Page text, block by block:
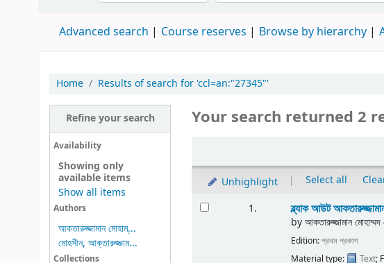
Advanced search Course reserves Browse by hierarchy
Home Results of search for 'ccl=an:"27345"'
Refine your search
Availability
Showing only
available items
Show all items
Authors
আকতারুজ্জামান মোহাম্...
মোহসীন, আক্তারুজ্জাম...
Collections
Your search returned 2
Unhighlight | Select all
1.
ব্ল্যাক আউট
byআকতারুজ্জামান মোহাম্মদ
Edition:প্রথম প্রকাশ
Material type:
Text;